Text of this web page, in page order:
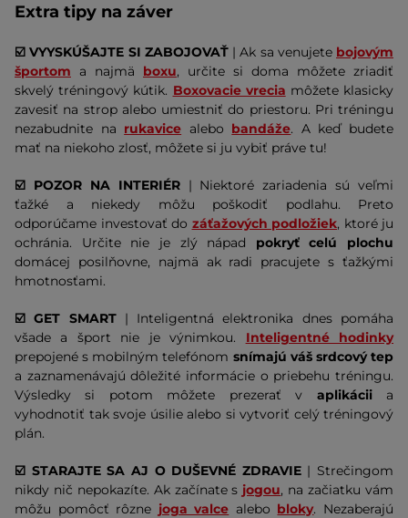
Extra tipy na záver
☑️ VYYSKÚŠAJTE SI ZABOJOVAŤ| Ak sa venujete bojovým
športom a najmä boxu, určite si doma môžete zriadiť
skvelý tréningový kútik. Boxovacie vrecia môžete klasicky
zavesiť na strop alebo umiestniť do priestoru. Pri tréningu
nezabudnite na rukavice alebo bandáže. A keď budete
mať na niekoho zlosť, môžete si ju vybiť práve tu!
☑️ POZOR NA INTERIÉR| Niektoré zariadenia sú veľmi
ťažké a niekedy môžu poškodiť podlahu. Preto
odporúčame investovať do záťažových podložiek, ktoré ju
ochránia. Určite nie je zlý nápad pokryť celú plochu
domácej posilňovne, najmä ak radi pracujete s ťažkými
hmotnosťami.
☑️ GET SMART| Inteligentná elektronika dnes pomáha
všade a šport nie je výnimkou. Inteligentné hodinky
prepojené s mobilným telefónom snímajú váš srdcový tep
a zaznamenávajú dôležité informácie o priebehu tréningu.
Výsledky si potom môžete prezerať v aplikáciia
vyhodnotiť tak svoje úsilie alebo si vytvoriť celý tréningový
plán.
☑️ STARAJTE SA AJ O DUŠEVNÉ ZDRAVIE | Strečingom
nikdy nič nepokazíte. Ak začínate s jogou, na začiatku vám
môžu pomôcť rôzne joga valce alebo bloky. Nezaberajú